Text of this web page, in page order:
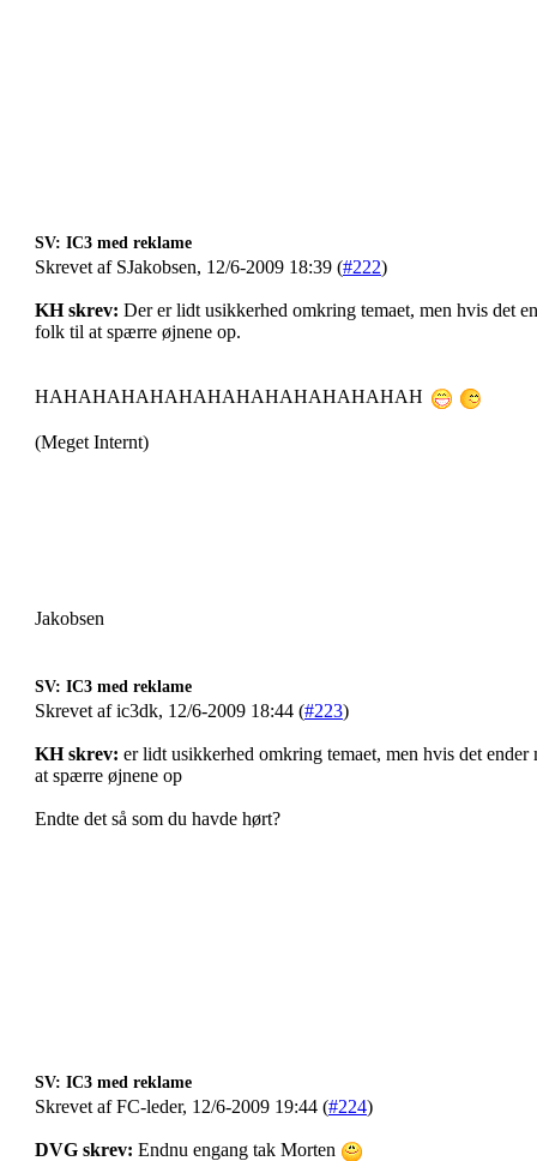
SV: IC3 med reklame
Skrevet af SJakobsen, 12/6-2009 18:39 (#222)
KH skrev: Der er lidt usikkerhed omkring temaet, men hvis det
folk til at spærre øjnene op.
HAHAHAHAHAHAHAHAHAHAHAHAHAH
(Meget Internt)
Jakobsen
SV: IC3 med reklame
Skrevet af ic3dk, 12/6-2009 18:44 (#223)
KH skrev: er lidt usikkerhed omkring temaet, men hvis det
at spærre øjnene op
Endte det så som du havde hørt?
SV: IC3 med reklame
Skrevet af FC-leder, 12/6-2009 19:44 (#224)
DVG skrev: Endnu engang tak Morten